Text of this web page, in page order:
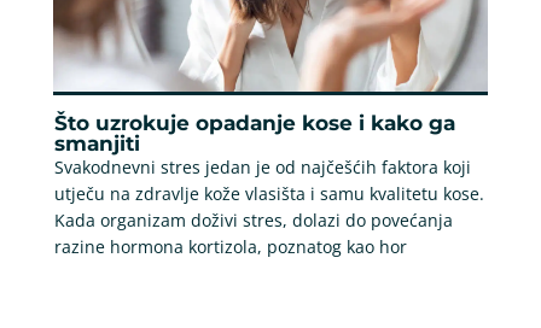
Što uzrokuje opadanje kose i kako ga
smanjiti
Svakodnevni stres jedan je od najčešćih faktora koji
utječu na zdravlje kože vlasišta i samu kvalitetu kose.
Kada organizam doživi stres, dolazi do povećanja
razine hormona kortizola, poznatog kao hor